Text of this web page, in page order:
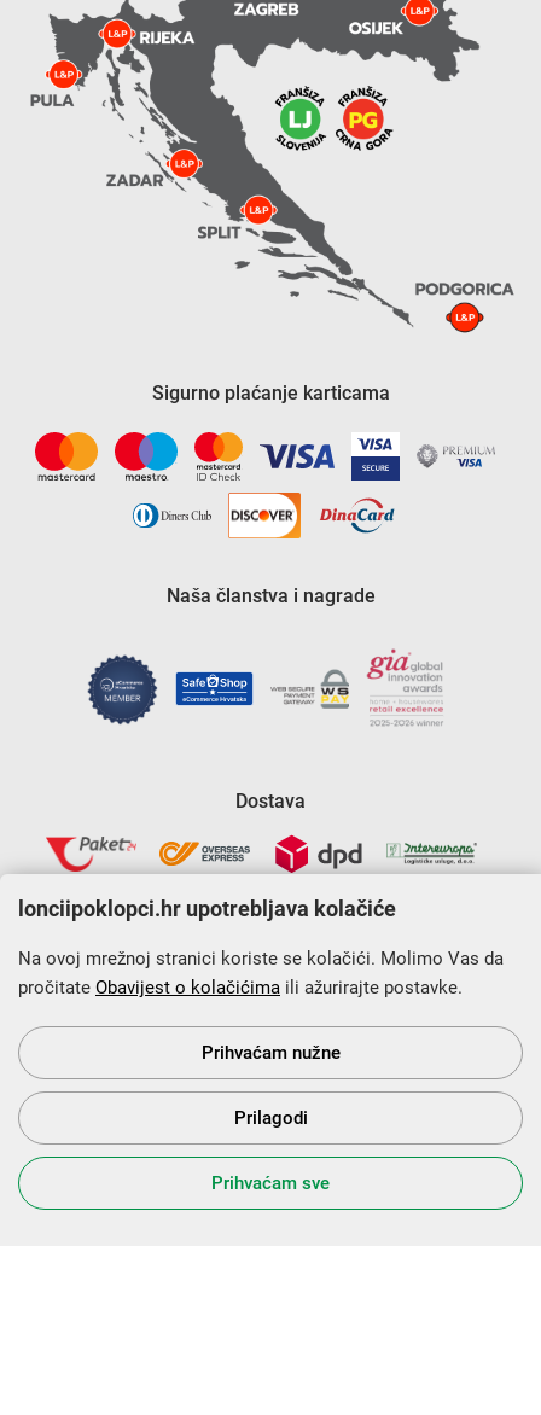
Sigurno plaćanje karticama
Naša članstva i nagrade
Dostava
Krajnji primatelj financijskog instrumenta sufinanciranog iz
Europskog fonda za regionalni razvoj u sklopu Operativnog
programa „Konkurentnost i kohezija”.
s Vama od 2014. godine!
lonciipoklopci.hr upotrebljava kolačiće
Na ovoj mrežnoj stranici koriste se kolačići. Molimo Vas da
pročitate Obavijest o kolačićima ili ažurirajte postavke.
Prihvaćam nužne
Prilagodi
Prihvaćam sve